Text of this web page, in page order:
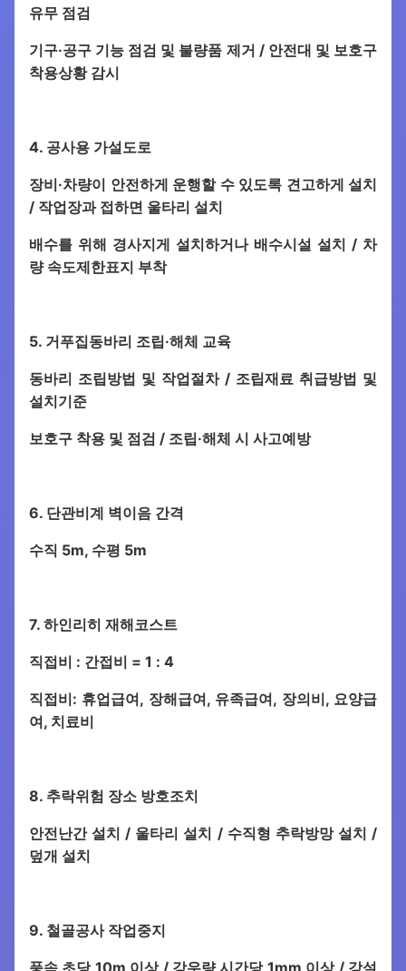
유무 점검
기구·공구 기능 점검 및 불량품 제거 / 안전대 및 보호구
착용상황 감시
4. 공사용 가설도로
장비·차량이 안전하게 운행할 수 있도록 견고하게 설치
/ 작업장과 접하면 울타리 설치
배수를 위해 경사지게 설치하거나 배수시설 설치 / 차
량 속도제한표지 부착
5. 거푸집동바리 조립·해체 교육
동바리 조립방법 및 작업절차 / 조립재료 취급방법 및
설치기준
보호구 착용 및 점검 / 조립·해체 시 사고예방
6. 단관비계 벽이음 간격
수직 5m, 수평 5m
7. 하인리히 재해코스트
직접비 : 간접비 = 1 : 4
직접비: 휴업급여, 장해급여, 유족급여, 장의비, 요양급
여, 치료비
8. 추락위험 장소 방호조치
안전난간 설치 / 울타리 설치 / 수직형 추락방망 설치 /
덮개 설치
9. 철골공사 작업중지
풍속 초당 10m 이상 / 강우량 시간당 1mm 이상 / 강설